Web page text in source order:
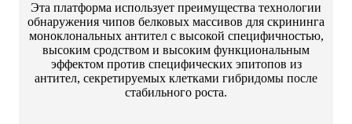
Эта платформа использует преимущества технологии
обнаружения чипов белковых массивов для скрининга
моноклональных антител с высокой специфичностью,
высоким сродством и высоким функциональным
эффектом против специфических эпитопов из
антител, секретируемых клетками гибридомы после
стабильного роста.